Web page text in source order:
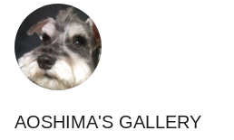
AOSHIMA'S GALLERY